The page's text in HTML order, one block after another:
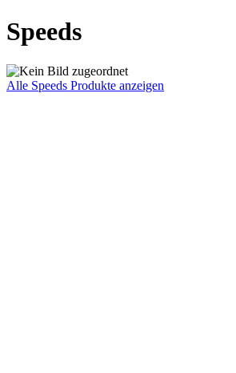
Speeds
Alle Speeds Produkte anzeigen